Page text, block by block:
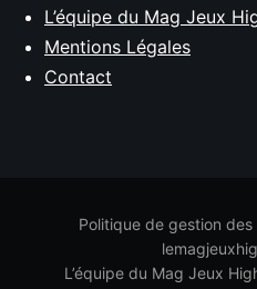
L’équipe du Mag Jeux
Mentions Légales
Contact
Politique de gestion
L’équipe du Mag Jeux